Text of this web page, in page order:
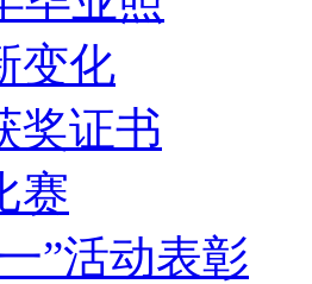
变化
奖证书
赛
”活动表彰